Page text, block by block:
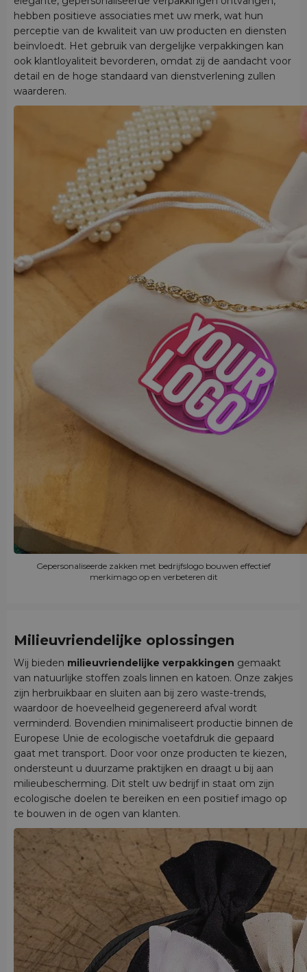
hebben positieve associaties met uw merk, wat hun
perceptie van de kwaliteit van uw producten en diensten
beïnvloedt. Het gebruik van dergelijke verpakkingen kan
ook klantloyaliteit bevorderen, omdat zij de aandacht voor
detail en de hoge standaard van dienstverlening zullen
waarderen.
Gepersonaliseerde zakken met bedrijfslogo bouwen effectief
merkimago op en verbeteren dit
Milieuvriendelijke oplossingen
Wij bieden milieuvriendelijke verpakkingen gemaakt
van natuurlijke stoffen zoals linnen en katoen. Onze zakjes
zijn herbruikbaar en sluiten aan bij zero waste-trends,
waardoor de hoeveelheid gegenereerd afval wordt
verminderd. Bovendien minimaliseert productie binnen de
Europese Unie de ecologische voetafdruk die gepaard
gaat met transport. Door voor onze producten te kiezen,
ondersteunt u duurzame praktijken en draagt u bij aan
milieubescherming. Dit stelt uw bedrijf in staat om zijn
ecologische doelen te bereiken en een positief imago op
te bouwen in de ogen van klanten.